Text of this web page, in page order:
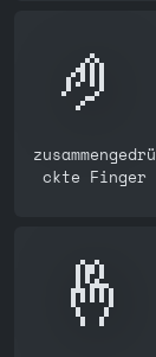
🤌
zusammengedrü
ckte Finger
🤞